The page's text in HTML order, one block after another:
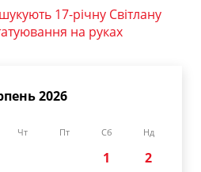
17-річну Світлану
на руках
2026
Чт Пт Сб Нд
1
2